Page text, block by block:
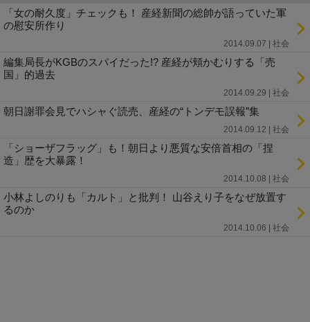
「女の耐久度」チェックも！ 産経新聞の総帥が語っていた軍
の慰安所作り
2014.09.07 | 社会
編集局長がKGBのスパイだった!? 産経が頬かむりする「売
国」的過去
2014.09.29 | 社会
朝日謝罪会見でハシャぐ読売、産経の“トンデモ誤報”集
2014.09.12 | 社会
「ショーザフラッグ」も！朝日より悪質な安倍首相の「捏
造」歴を大暴露！
2014.10.08 | 社会
小林よしのりも「カルト」と批判！ 山谷えり子をなぜ放置す
るのか
2014.10.06 | 社会